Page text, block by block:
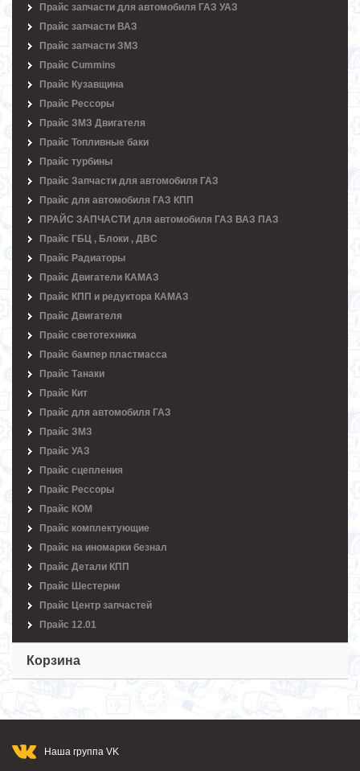
Прайс запчасти для автомобиля ГАЗ УАЗ
Прайс запчасти ВАЗ
Прайс запчасти ЗМЗ
Прайс Cummins
Прайс Кузавщина
Прайс Рессоры
Прайс ЗМЗ Двигателя
Прайс Топливные баки
Прайс турбины
Прайс Запчасти для автомобиля ГАЗ
Прайс для автомобиля ГАЗ КПП
ПРАЙС ЗАПЧАСТИ для автомобиля ГАЗ ВАЗ ПАЗ
Прайс ГБЦ , Блоки , ДВС
Прайс Радиаторы
Прайс Двигатели КАМАЗ
Прайс КПП и редуктора КАМАЗ
Прайс Двигателя
Прайс светотехника
Прайс бампер пластмасса
Прайс Танаки
Прайс Кит
Прайс для автомобиля ГАЗ
Прайс ЗМЗ
Прайс УАЗ
Прайс сцепления
Прайс Рессоры
Прайс КОМ
Прайс комплектующие
Прайс на иномарки безнал
Прайс Детали КПП
Прайс Шестерни
Прайс Центр запчастей
Прайс 12.01
Корзина
Наша группа VK